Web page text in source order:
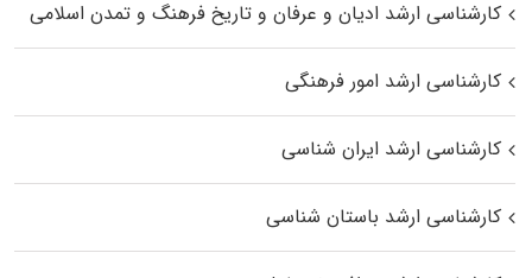
کارشناسی ارشد ادیان و عرفان و تاریخ فرهنگ و تمدن اسلامی
کارشناسی ارشد امور فرهنگی
کارشناسی ارشد ایران شناسی
کارشناسی ارشد باستان شناسی